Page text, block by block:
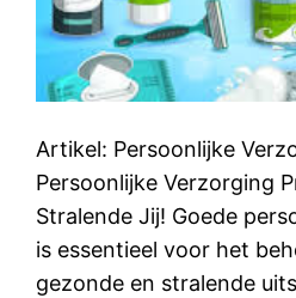
Artikel: Persoonlijke
Persoonlijke Verzorging
Stralende Jij! Goede
is essentieel voor het
gezonde en stralende